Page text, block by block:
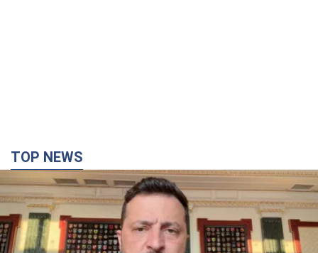
антибаллистической системе FREYJA,
санкциях против России и поддержке аграриев.
Видео
Европейские партнеры присоединяются к совместному
проекту
4 години тому 49,5 т.